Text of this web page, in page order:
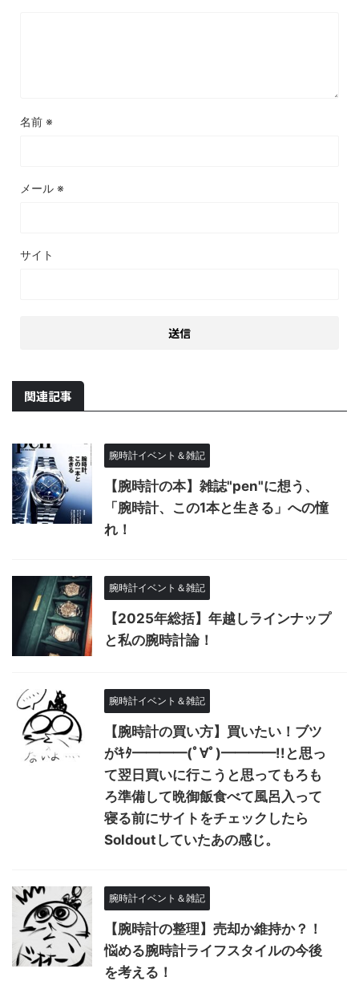
名前 ※
メール ※
サイト
関連記事
腕時計イベント＆雑記
【腕時計の本】雑誌"pen"に想う、
「腕時計、この1本と生きる」への憧
れ！
腕時計イベント＆雑記
【2025年総括】年越しラインナップ
と私の腕時計論！
腕時計イベント＆雑記
【腕時計の買い方】買いたい！ブツ
がｷﾀ━━━━(ﾟ∀ﾟ)━━━━!!と思っ
て翌日買いに行こうと思ってもろも
ろ準備して晩御飯食べて風呂入って
寝る前にサイトをチェックしたら
Soldoutしていたあの感じ。
腕時計イベント＆雑記
【腕時計の整理】売却か維持か？！
悩める腕時計ライフスタイルの今後
を考える！